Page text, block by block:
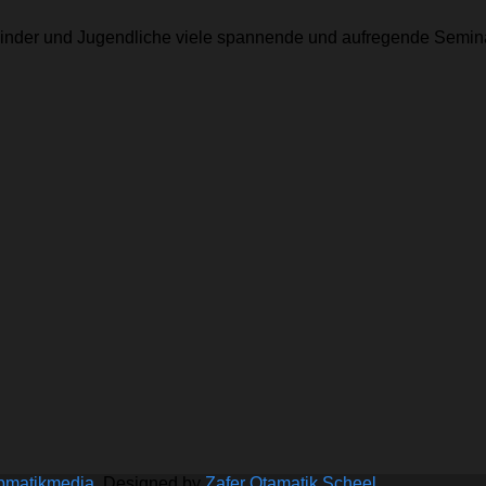
und Jugendliche viele spannende und aufregende